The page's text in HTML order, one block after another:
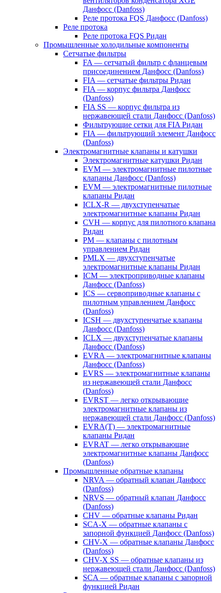
Данфосс (Danfoss)
Реле протока FQS Данфосс (Danfoss)
Реле протока
Реле протока FQS Ридан
Промышленные холодильные компоненты
Сетчатые фильтры
FA — сетчатый фильтр с фланцевым
присоединением Данфосс (Danfoss)
FIA — сетчатые фильтры Ридан
FIA — корпус фильтра Данфосс
(Danfoss)
FIA SS — корпус фильтра из
нержавеющей стали Данфосс (Danfoss)
Фильтрующие сетки для FIA Ридан
FIA — фильтрующий элемент Данфосс
(Danfoss)
Электромагнитные клапаны и катушки
Электромагнитные катушки Ридан
EVM — электромагнитные пилотные
клапаны Данфосс (Danfoss)
EVM — электромагнитные пилотные
клапаны Ридан
ICLX-R — двухступенчатые
электромагнитные клапаны Ридан
CVH — корпус для пилотного клапана
Ридан
PM — клапаны с пилотным
управлением Ридан
PMLX — двухступенчатые
электромагнитные клапаны Ридан
ICM — электроприводные клапаны
Данфосс (Danfoss)
ICS — сервоприводные клапаны с
пилотным управлением Данфосс
(Danfoss)
ICSH — двухступенчатые клапаны
Данфосс (Danfoss)
ICLX — двухступенчатые клапаны
Данфосс (Danfoss)
EVRA — электромагнитные клапаны
Данфосс (Danfoss)
EVRS — электромагнитные клапаны
из нержавеющей стали Данфосс
(Danfoss)
EVRST — легко открывающие
электромагнитные клапаны из
нержавеющей стали Данфосс (Danfoss)
EVRA(T) — электромагнитные
клапаны Ридан
EVRAT — легко открывающие
электромагнитные клапаны Данфосс
(Danfoss)
Промышленные обратные клапаны
NRVA — обратный клапан Данфосс
(Danfoss)
NRVS — обратный клапан Данфосс
(Danfoss)
CHV — обратные клапаны Ридан
SCA-X — обратные клапаны с
запорной функцией Данфосс (Danfoss)
CHV-X — обратные клапаны Данфосс
(Danfoss)
CHV-X SS — обратные клапаны из
нержавеющей стали Данфосс (Danfoss)
SCA — обратные клапаны с запорной
функцией Ридан